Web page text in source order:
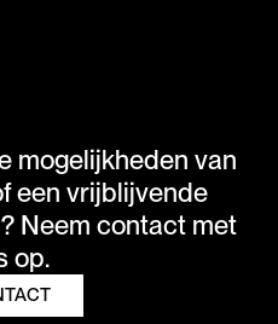
mogelijkheden van
een vrijblijvende
Neem contact met
op.